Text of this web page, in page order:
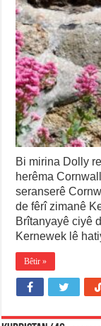
Bi mirina Dolly
herêma
seranserê
de fêrî zimanê
Brîtanyayê ciyê
Kernewek lê
Bêtir »